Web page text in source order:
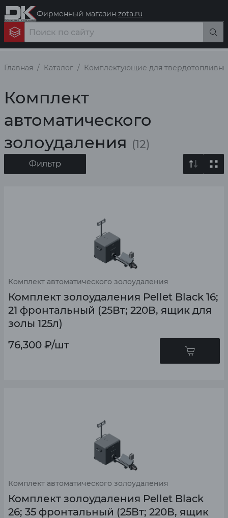
Фирменный магазин zota.ru
Главная Каталог Комплектующие для
Комплект
автоматического
золоудаления (12)
Фильтр
Комплект автоматического золоудаления
Комплект золоудаления Pellet Black 16;
21 фронтальный (25Вт; 220В, ящик для
золы 125л)
76,300 ₽/шт
Комплект автоматического золоудаления
Комплект золоудаления Pellet Black
26; 35 фронтальный (25Вт; 220В, ящик